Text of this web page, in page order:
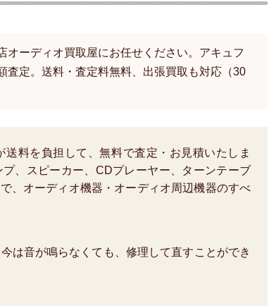
オーディオ買取屋にお任せください。アキュフ
査定。送料・査定料無料、出張買取も対応（30
料を負担して、無料で査定・お見積いたしま
、スピーカー、CDプレーヤー、ターンテーブ
、オーディオ機器・オーディオ周辺機器のすべ
は音が鳴らなくても、修理して直すことができ